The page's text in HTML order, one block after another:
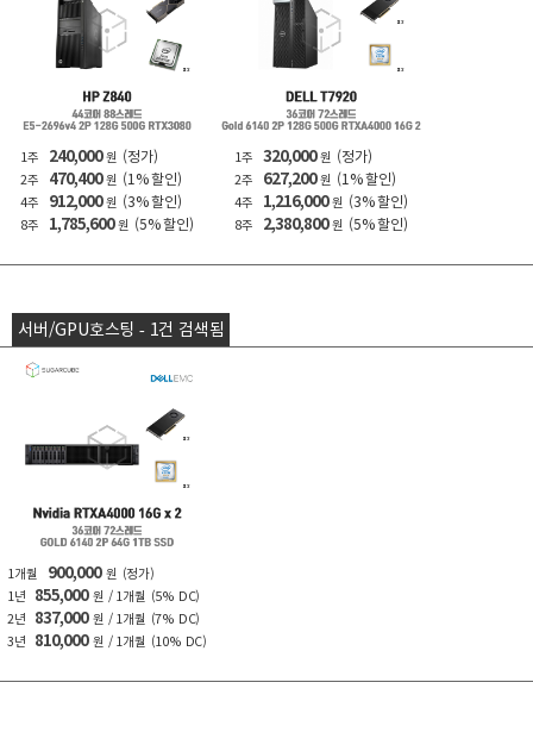
1주 240,000 원 (정가)
2주 470,400 원 (1% 할인)
4주 912,000 원 (3% 할인)
8주 1,785,600 원 (5% 할인)
1주 320,000 원 (정가)
2주 627,200 원 (1% 할인)
4주 1,216,000 원 (3% 할인)
8주 2,380,800 원 (5% 할인)
서버/GPU호스팅 - 1건 검색됨
1개월 900,000 원
(정가)
1년
855,000 원 / 1개월
(5% DC)
2년
837,000 원 / 1개월
(7% DC)
3년
810,000 원 / 1개월 (10% DC)